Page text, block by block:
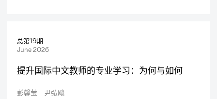
总第19期
June 2026
提升国际中文教师的专业学习：为何与如何
彭馨莹 尹弘飚